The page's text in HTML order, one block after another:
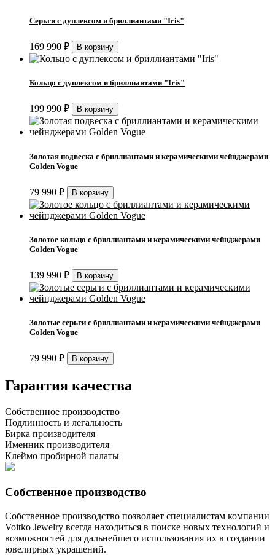
Серьги с дуплексом и бриллиантами "Iris"
169 990 ₽
Кольцо с дуплексом и бриллиантами "Iris"
199 990 ₽
Золотая подвеска с бриллиантами и керамическими чейнджерами
Golden Vogue
79 990 ₽
Золотое кольцо с бриллиантами и керамическими чейнджерами
Golden Vogue
139 990 ₽
Золотые серьги с бриллиантами и керамическими чейнджерами
Golden Vogue
79 990 ₽
Гарантия качества
Собственное производство
Подлинность и легальность
Бирка производителя
Именник производителя
Клеймо пробирной палаты
Собственное производство
Собственное производство позволяет специалистам компании
Voitko Jewelry всегда находиться в поиске новых технологий и
возможностей для дальнейшего использования их в создании
ювелирных украшений.